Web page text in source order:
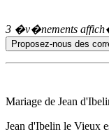
3 �v�nements
Mariage de Jean
Jean d'Ibelin le Vieux